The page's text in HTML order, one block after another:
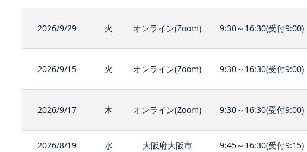
2026/9/29 火 オンライン(Zoom) 9:30～16:30(受付9:00)
2026/9/15 火 オンライン(Zoom) 9:30～16:30(受付9:00)
2026/9/17 木 オンライン(Zoom) 9:30～16:30(受付9:00)
2026/8/19 水 大阪府大阪市 9:45～16:30(受付9:15)